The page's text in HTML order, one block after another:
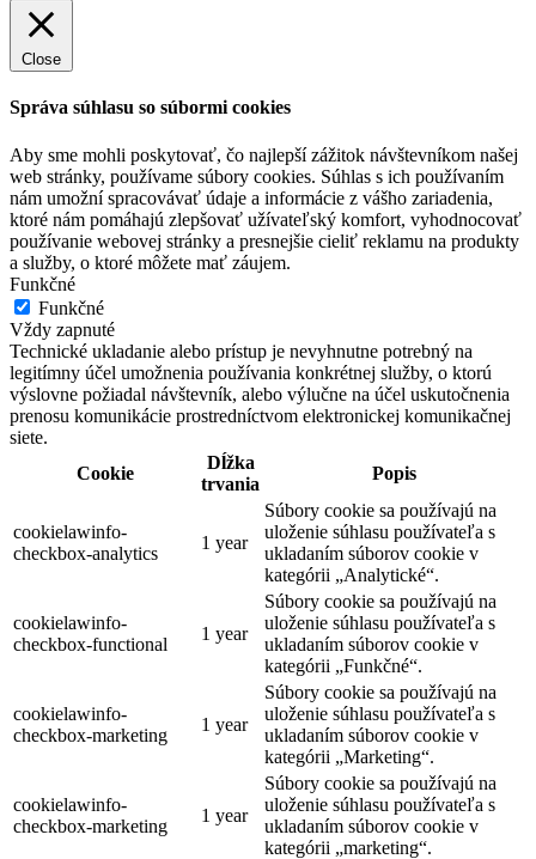
Close
Správa súhlasu so súbormi cookies
Aby sme mohli poskytovať, čo najlepší zážitok návštevníkom našej
web stránky, používame súbory cookies. Súhlas s ich používaním
nám umožní spracovávať údaje a informácie z vášho zariadenia,
ktoré nám pomáhajú zlepšovať užívateľský komfort, vyhodnocovať
používanie webovej stránky a presnejšie cieliť reklamu na produkty
a služby, o ktoré môžete mať záujem.
Funkčné
Funkčné
Vždy zapnuté
Technické ukladanie alebo prístup je nevyhnutne potrebný na
legitímny účel umožnenia používania konkrétnej služby, o ktorú
výslovne požiadal návštevník, alebo výlučne na účel uskutočnenia
prenosu komunikácie prostredníctvom elektronickej komunikačnej
siete.
Cookie
Dĺžka
trvania
Popis
cookielawinfo-
checkbox-analytics
1 year
Súbory cookie sa používajú na
uloženie súhlasu používateľa s
ukladaním súborov cookie v
kategórii „Analytické“.
cookielawinfo-
checkbox-functional
1 year
Súbory cookie sa používajú na
uloženie súhlasu používateľa s
ukladaním súborov cookie v
kategórii „Funkčné“.
cookielawinfo-
checkbox-marketing
1 year
Súbory cookie sa používajú na
uloženie súhlasu používateľa s
ukladaním súborov cookie v
kategórii „Marketing“.
cookielawinfo-
checkbox-marketing
1 year
Súbory cookie sa používajú na
uloženie súhlasu používateľa s
ukladaním súborov cookie v
kategórii „marketing“.